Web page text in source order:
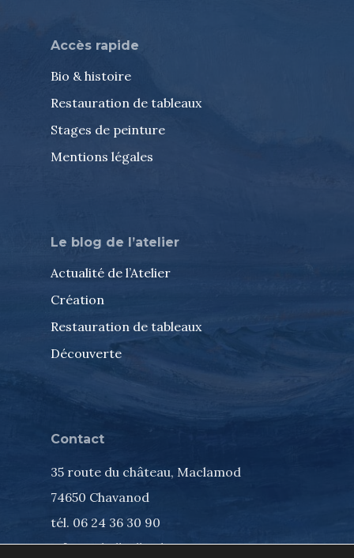
Accès rapide
Bio & histoire
Restauration de tableaux
Stages de peinture
Mentions légales
Le blog de l’atelier
Actualité de l’Atelier
Création
Restauration de tableaux
Découverte
Contact
35 route du château, Maclamod
74650 Chavanod
tél. 06 24 36 30 90
info@isabelleallard.com